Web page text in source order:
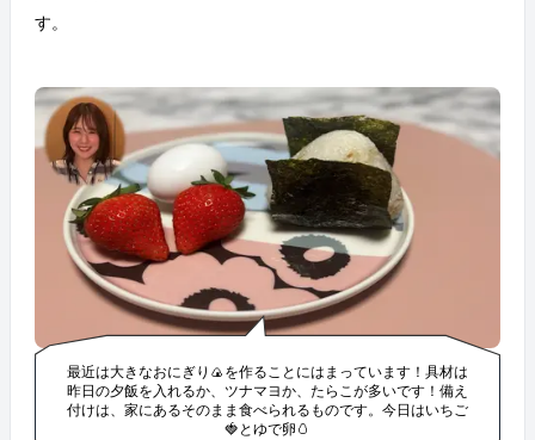
す。
最近は大きなおにぎり🍙を作ることにはまっています！具材は
昨日の夕飯を入れるか、ツナマヨか、たらこが多いです！備え
付けは、家にあるそのまま食べられるものです。今日はいちご
🍓とゆで卵🥚